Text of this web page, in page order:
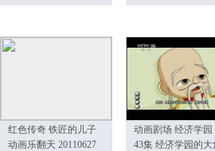
红色传奇 铁匠的儿子
动画乐翻天 20110627
动画剧场 经济学园
43集 经济学园的大